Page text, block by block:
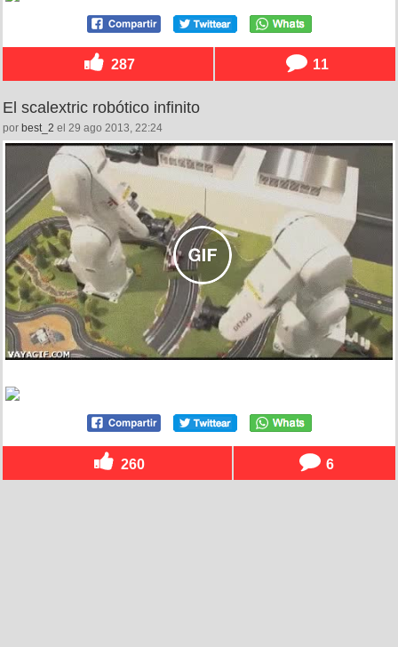
287 11
El scalextric robótico infinito
por best_2 el 29 ago 2013, 22:24
260 6